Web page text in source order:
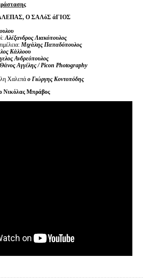
Ο ΣΑΛόΣ άΓΙΟΣ
Αλέξανδρος Λιακόπουλος
Μιχάλης Παπαδόπουλος
Κάλλοου
Ανδρεόπουλος
Θάνος Αγγέλης /Picon Photography
Χαλεπά ο Γιώργης Κοντοπόδης
Νικόλας Μπράβος